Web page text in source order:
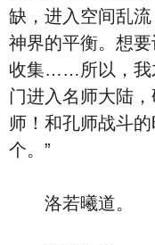
缺，进入空间乱
神界的平衡。想
收集……所以，我
门进入名师大陆
师！和孔师战斗
个。”
洛若曦道。